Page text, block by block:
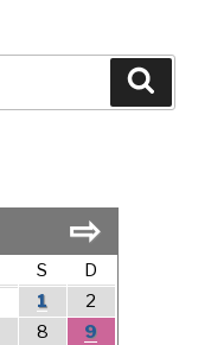
⇨
S
D
1
2
8
9